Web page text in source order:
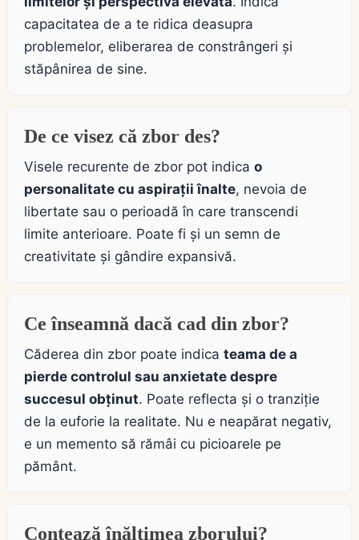
capacitatea de a te ridica deasupra
problemelor, eliberarea de constrângeri și
stăpânirea de sine.
De ce visez că zbor des?
Visele recurente de zbor pot indica o
personalitate cu aspirații înalte, nevoia de
libertate sau o perioadă în care transcendi
limite anterioare. Poate fi și un semn de
creativitate și gândire expansivă.
Ce înseamnă dacă cad din zbor?
Căderea din zbor poate indica teama de a
pierde controlul sau anxietate despre
succesul obținut. Poate reflecta și o tranziție
de la euforie la realitate. Nu e neapărat negativ,
e un memento să rămâi cu picioarele pe
pământ.
Contează înălțimea zborului?